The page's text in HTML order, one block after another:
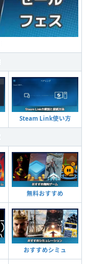
Steam Link使い方
無料おすすめ
おすすめシミュ